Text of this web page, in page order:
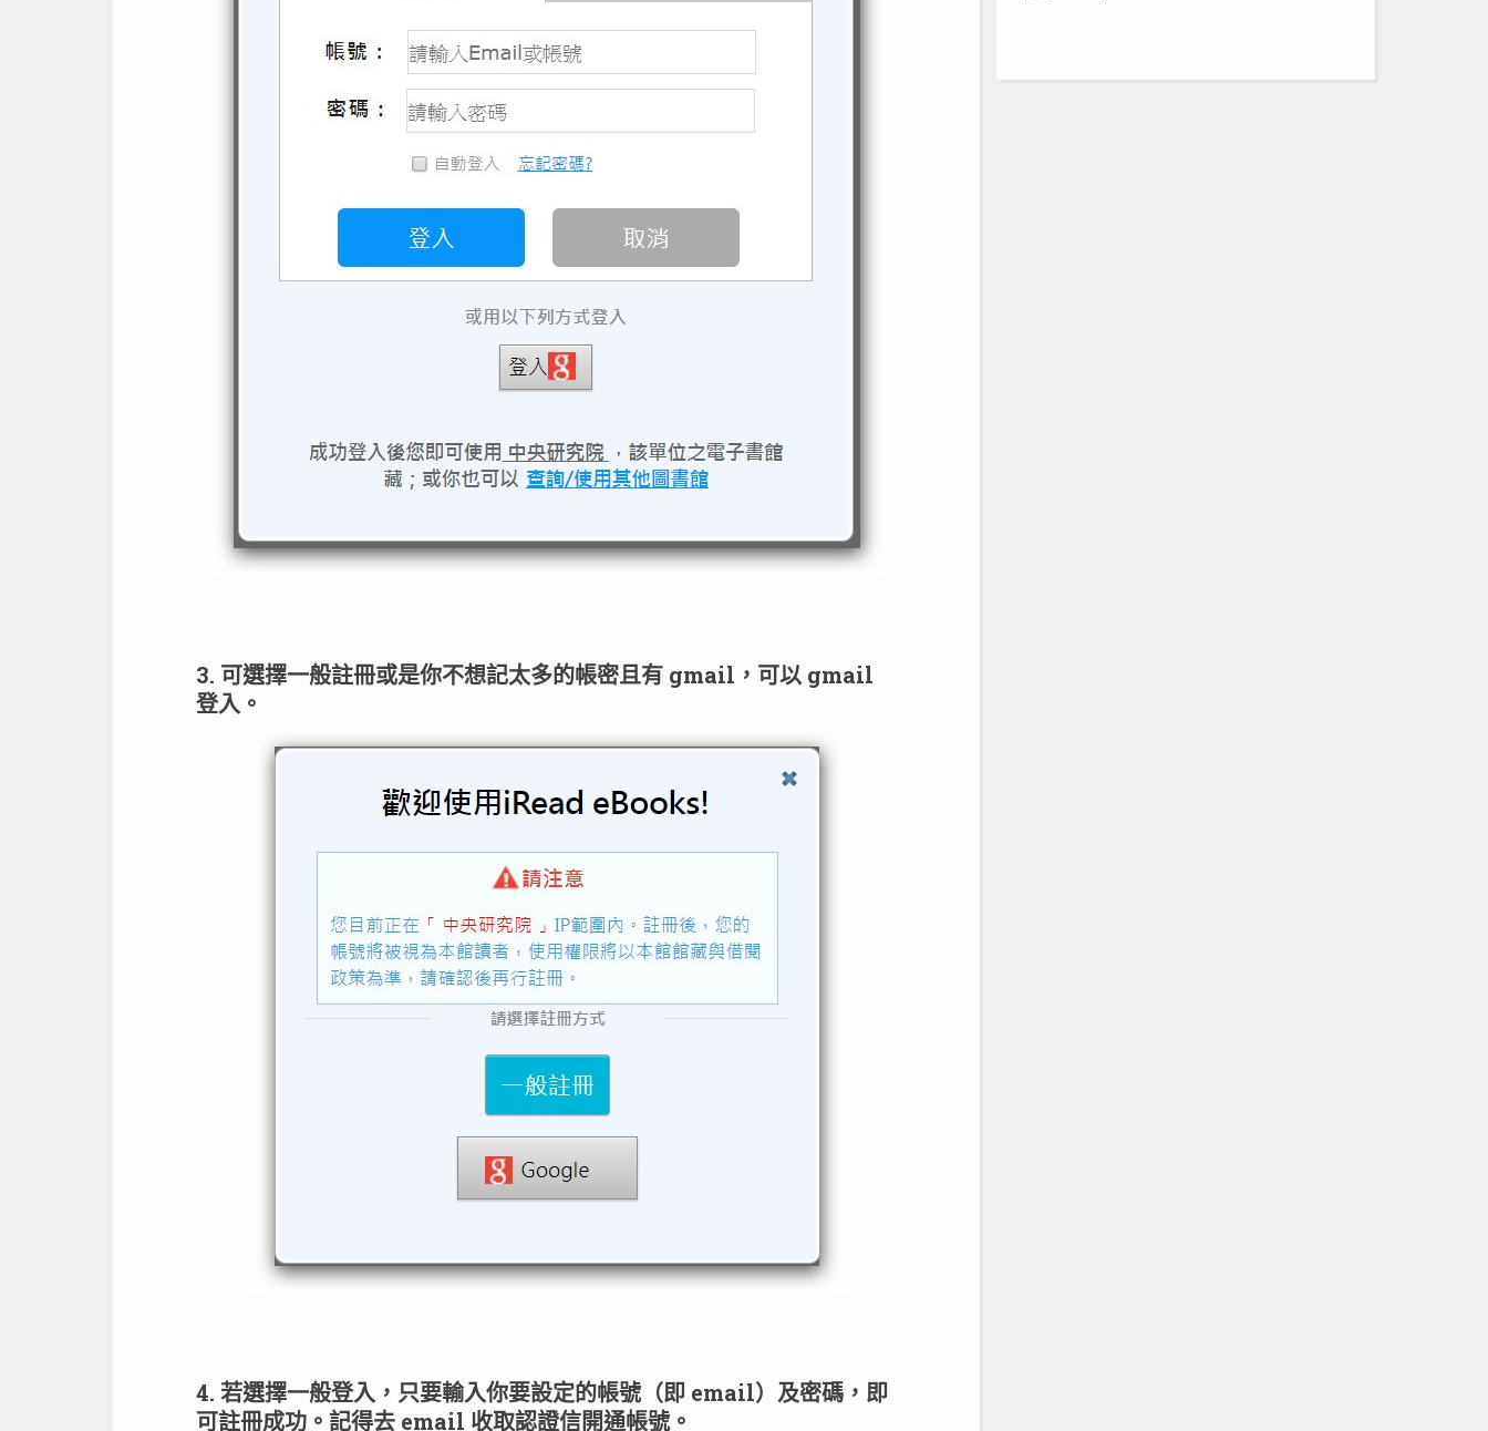
3. 可選擇一般註冊或是你不想記太多的帳密且有 gmail，可以 gmail
登入。
4. 若選擇一般登入，只要輸入你要設定的帳號（即 email）及密碼，即
可註冊成功。記得去 email 收取認證信開通帳號。